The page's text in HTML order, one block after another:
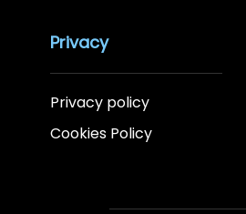
Privacy
Privacy policy
Cookies Policy